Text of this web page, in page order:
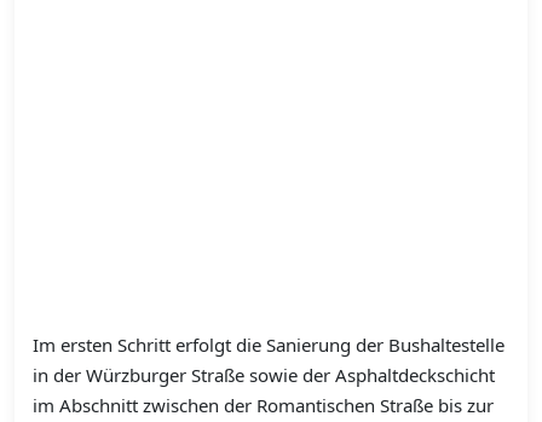
Im ersten Schritt erfolgt die Sanierung der Bushaltestelle
in der Würzburger Straße sowie der Asphaltdeckschicht
im Abschnitt zwischen der Romantischen Straße bis zur